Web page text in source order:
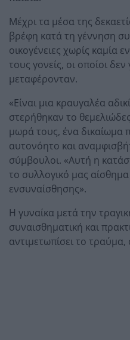
Μέχρι τα μέσα της
βρέφη κατά τη γέννηση
οικογένειες χωρίς
τους γονείς, οι οποίοι
μεταφέρονταν.
«Είναι μια κραυγαλέα
στερήθηκαν το
μωρά τους, ένα δικαίωμα
αυτονόητο και
σύμβουλοι. «Αυτή η
το συλλογικό μας αίσθημα
ενσυναίσθησης».
Η γυναίκα μετά την
συναισθηματική και
αντιμετωπίσει το